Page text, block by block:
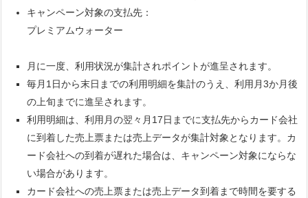
キャンペーン対象の支払先：
プレミアムウォーター
月に一度、利用状況が集計されポイントが進呈されます。
毎月1日から末日までの利用明細を集計のうえ、利用月3か月後
の上旬までに進呈されます。
利用明細は、利用月の翌々月17日までに支払先からカード会社
に到着した売上票または売上データが集計対象となります。カ
ード会社への到着が遅れた場合は、キャンペーン対象にならな
い場合があります。
カード会社への売上票または売上データ到着まで時間を要する